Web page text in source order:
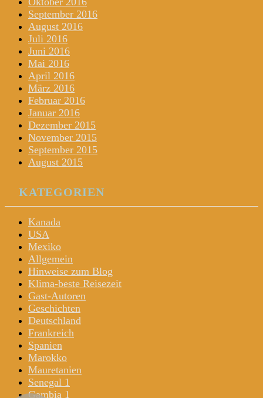
September 2016
August 2016
Juli 2016
Juni 2016
Mai 2016
April 2016
März 2016
Februar 2016
Januar 2016
Dezember 2015
November 2015
September 2015
August 2015
KATEGORIEN
Kanada
USA
Mexiko
Allgemein
Hinweise zum Blog
Klima-beste Reisezeit
Gast-Autoren
Geschichten
Deutschland
Frankreich
Spanien
Marokko
Mauretanien
Senegal 1
Gambia 1